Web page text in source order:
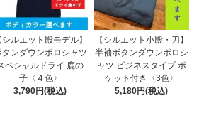
シルエット殿モデル】
タンダウンポロシャツ
ペシャルドライ 鹿の
子〈４色〉
3,790円(税込)
【シルエット小殿・刀】
半袖ボタンダウンポロシ
ャツ ビジネスタイプ ポ
ケット付き〈3色〉
5,180円(税込)